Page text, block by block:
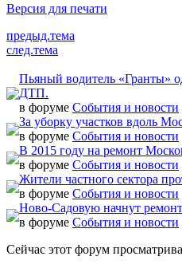
Версия для печати
предыд.тема
след.тема
Пьяный водитель «Гранты»
ДТП.
в форуме События и новости
За уборку участков вдоль
в форуме События и новости
В 2015 году на ремонт
в форуме События и новости
Жители частного сектора
в форуме События и новости
Ново-Садовую начнут
в форуме События и новости
Сейчас этот форум